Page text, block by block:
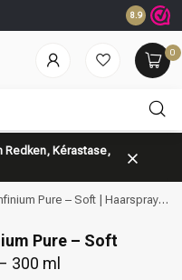
Vor 23:59
8.9
0
Redken, Kérastase,
du?
Pure – Soft | Haarspray
Pure – Soft
300 ml